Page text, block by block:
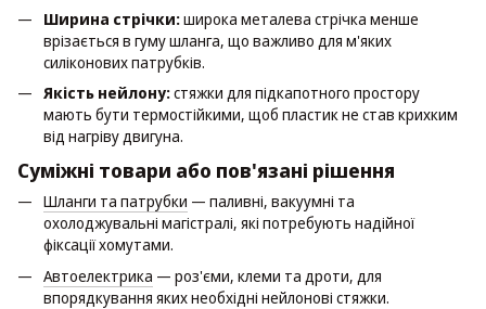
Ширина стрічки:широка металева стрічка менше
врізається в гуму шланга, що важливо для м'яких
силіконових патрубків.
Якість нейлону:стяжки для підкапотного простору
мають бути термостійкими, щоб пластик не став крихким
від нагріву двигуна.
Суміжні товари або пов'язані рішення
Шланги та патрубки — паливні, вакуумні та
охолоджувальні магістралі, які потребують надійної
фіксації хомутами.
Автоелектрика — роз'єми, клеми та дроти, для
впорядкування яких необхідні нейлонові стяжки.